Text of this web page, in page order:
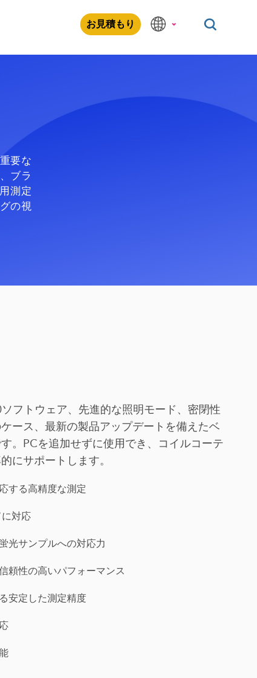
お見積もり
要な
ブラ
測定
の視
フトウェア、先進的な照明モード、密閉性
ース、最新の製品アップデートを備えたベ
。PCを追加せずに使用でき、コイルコーテ
にサポートします。
する高精度な測定
対応
光サンプルへの対応力
頼性の高いパフォーマンス
安定した測定精度